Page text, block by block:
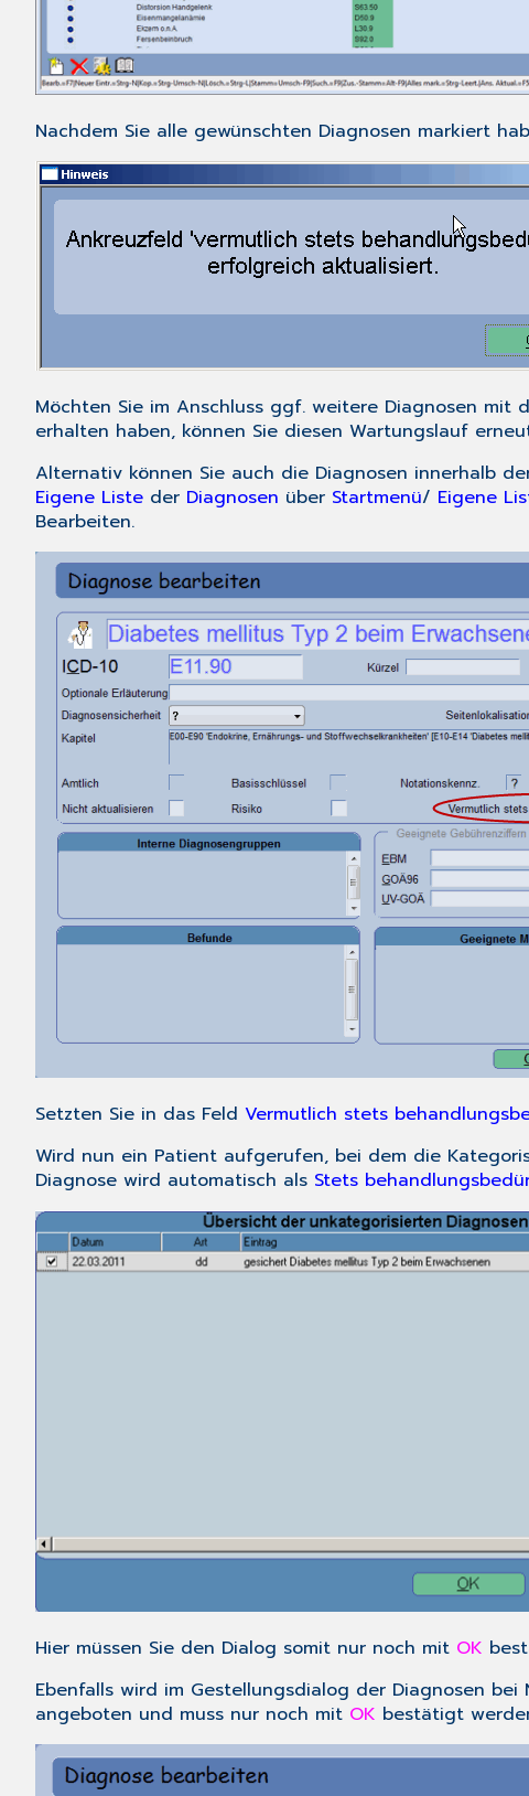
Nachdem Sie alle gewünschten Diagnosen markiert
Möchten Sie im Anschluss ggf. weitere Diagnosen mit
erhalten haben, können Sie diesen Wartungslauf
Alternativ können Sie auch die Diagnosen innerhalb
Eigene Liste der Diagnosen über Startmenü/ Eigene
Bearbeiten.
Setzten Sie in das Feld Vermutlich stets
Wird nun ein Patient aufgerufen, bei dem die
Diagnose wird automatisch als Stets
Hier müssen Sie den Dialog somit nur noch mit OK
Ebenfalls wird im Gestellungsdialog der Diagnosen
angeboten und muss nur noch mit OK bestätigt